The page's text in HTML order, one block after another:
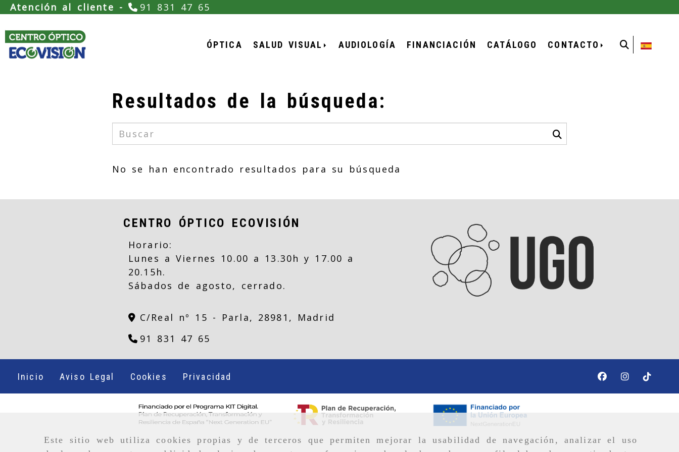
Este sitio web utiliza cookies propias y de terceros que permiten mejorar la usabilidad de navegación, analizar el uso
Atención al cliente - 91 831 47 65
ÓPTICA SALUD VISUAL AUDIOLOGÍA FINANCIACIÓN CATÁLOGO CONTACTO
Resultados de la búsqueda:
No se han encontrado resultados para su búsqueda
CENTRO ÓPTICO ECOVISIÓN
Horario:
Lunes a Viernes 10.00 a 13.30h y 17.00 a
20.15h.
Sábados de agosto, cerrado.
C/Real nº 15 - Parla, 28981, Madrid
91 831 47 65
Inicio Aviso Legal Cookies Privacidad